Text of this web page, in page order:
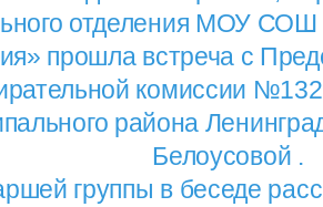
отделения МОУ СОШ
прошла встреча с
комиссии
района
Белоусовой .
группы в беседе